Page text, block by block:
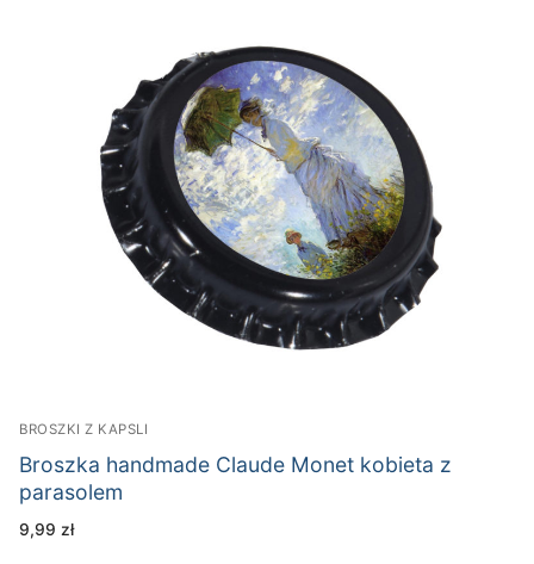
BROSZKI Z KAPSLI
Broszka handmade Claude Monet kobieta z
parasolem
9,99 zł